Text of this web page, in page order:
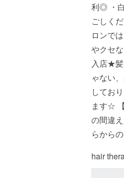
利◎ ・
ごしく
ロンで
やクセ
入店★髪
ゃない
してお
ます☆
の間違
らから
hair